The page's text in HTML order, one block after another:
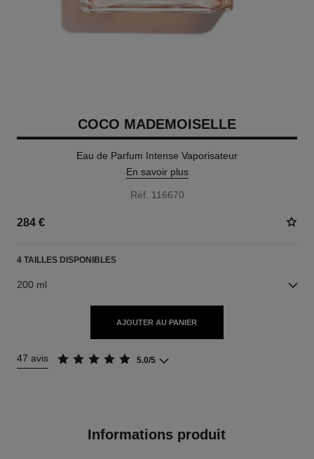
COCO MADEMOISELLE
Eau de Parfum Intense Vaporisateur
En savoir plus
Réf. 116670
284 €
4 TAILLES DISPONIBLES
200 ml
AJOUTER AU PANIER
47 avis 5.0/5
Informations produit